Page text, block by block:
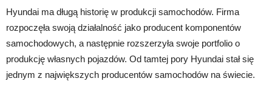
Hyundai ma długą historię w produkcji samochodów. Firma
rozpoczęła swoją działalność jako producent komponentów
samochodowych, a następnie rozszerzyła swoje portfolio o
produkcję własnych pojazdów. Od tamtej pory Hyundai stał się
jednym z największych producentów samochodów na świecie.